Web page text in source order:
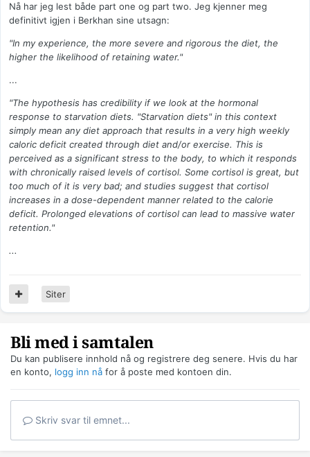
Nå har jeg lest både part one og part two. Jeg kjenner meg
definitivt igjen i Berkhan sine utsagn:
"In my experience, the more severe and rigorous the diet, the
higher the likelihood of retaining water."
...
"The hypothesis has credibility if we look at the hormonal
response to starvation diets. "Starvation diets" in this context
simply mean any diet approach that results in a very high weekly
caloric deficit created through diet and/or exercise. This is
perceived as a significant stress to the body, to which it responds
with chronically raised levels of cortisol. Some cortisol is great, but
too much of it is very bad; and studies suggest that cortisol
increases in a dose-dependent manner related to the calorie
deficit. Prolonged elevations of cortisol can lead to massive water
retention."
...
Siter
Bli med i samtalen
Du kan publisere innhold nå og registrere deg senere. Hvis du har
en konto, logg inn nå for å poste med kontoen din.
Skriv svar til emnet...